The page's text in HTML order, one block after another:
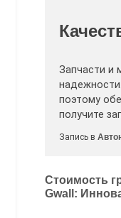
Запчасти и
поэтому
получите
Запись в
по
Стоимость
Gwall: